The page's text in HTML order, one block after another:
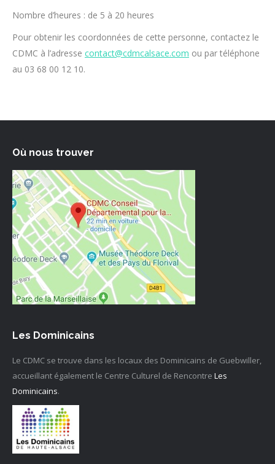
Nombre d’heures : de 5 à 20 heures
Pour obtenir les coordonnées de cette personne, contactez le
CDMC à l’adresse contact@cdmcalsace.com ou par téléphone
au 03 68 00 12 10.
Où nous trouver
Les Dominicains
Le CDMC se trouve dans les locaux des Dominicains de Guebwiller,
accueillant également le Centre Culturel de Rencontre Les
Dominicains.